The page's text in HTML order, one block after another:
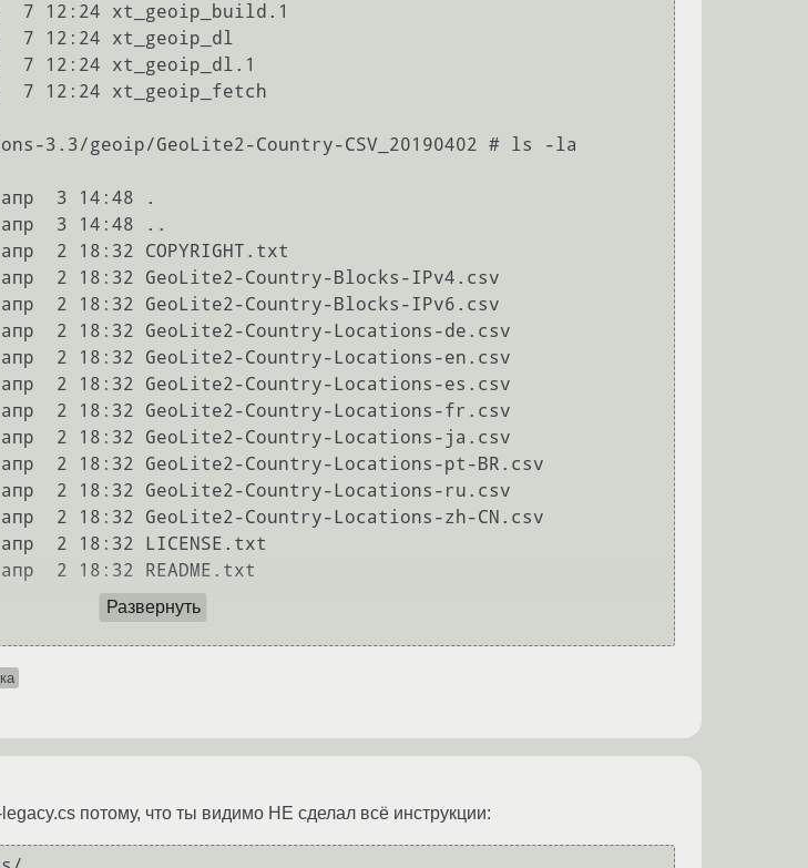
12:24 xt_geoip_build.1
7 12:24 xt_geoip_dl
12:24 xt_geoip_dl.1
7 12:24 xt_geoip_fetch
3.3/geoip/GeoLite2-Country-CSV_20190402 # ls -la
3 14:48 .
3 14:48 ..
18:32 COPYRIGHT.txt
2 18:32 GeoLite2-Country-Blocks-IPv4.csv
2 18:32 GeoLite2-Country-Blocks-IPv6.csv
2 18:32 GeoLite2-Country-Locations-de.csv
2 18:32 GeoLite2-Country-Locations-en.csv
2 18:32 GeoLite2-Country-Locations-es.csv
2 18:32 GeoLite2-Country-Locations-fr.csv
2 18:32 GeoLite2-Country-Locations-ja.csv
2 18:32 GeoLite2-Country-Locations-pt-BR.csv
2 18:32 GeoLite2-Country-Locations-ru.csv
2 18:32 GeoLite2-Country-Locations-zh-CN.csv
2 18:32 LICENSE.txt
2 18:32 README.txt
Развернуть
потому, что ты видимо НЕ сделал всё инструкции: